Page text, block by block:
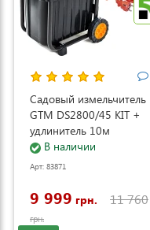
Садовый измельчитель
GTM DS2800/45 KIT +
удлинитель 10м
(DS2800/45_KIT+ext.cord)
В наличии
Арт: 83871
9 999 грн. 11 760
грн.